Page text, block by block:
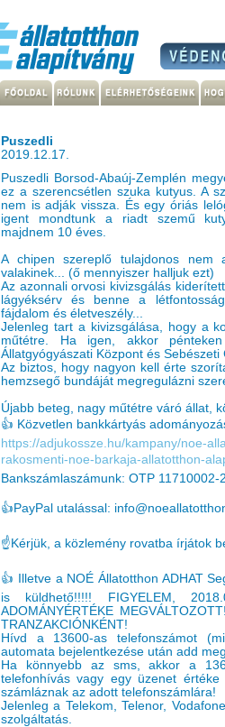
Puszedli
2019.12.17.
Puszedli Borsod-Abaúj-Zemplén
ez a szerencsétlen szuka kutyus. A
nem is adják vissza. És egy óriás
igent mondtunk a riadt szemű
majdnem 10 éves.
A chipen szereplő tulajdonos nem
valakinek... (ő mennyiszer halljuk ezt)
Az azonnali orvosi kivizsgálás
lágyéksérv és benne a
fájdalom és életveszély...
Jelenleg tart a kivizsgálása, hogy a
műtétre. Ha igen, akkor
Állatgyógyászati Központ és Sebészeti
Az biztos, hogy nagyon kell érte
hemzsegő bundáját megregulázni
Újabb beteg, nagy műtétre váró állat,
👍 Közvetlen bankkártyás
https://adjukossze.hu/kampany/noe-
rakosmenti-noe-barkaja-allatotthon-
Bankszámlaszámunk: OTP 11710002-
👍PayPal utalással:
☝️Kérjük, a közlemény rovatba írjátok
👍 Illetve a NOÉ Állatotthon ADHAT
is küldhető!!!!! FIGYELEM,
ADOMÁNYÉRTÉKE
TRANZAKCIÓNKÉNT!
Hívd a 13600-as telefonszámot
automata bejelentkezése után add
Ha könnyebb az sms, akkor a
telefonhívás vagy egy üzenet
számláznak az adott telefonszámlára!
Jelenleg a Telekom, Telenor,
szolgáltatás.